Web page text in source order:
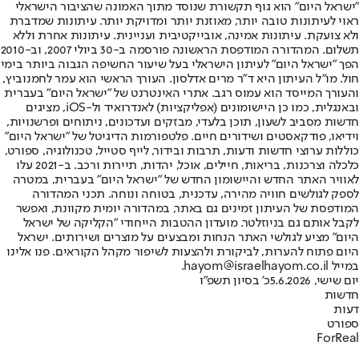
"ישראל היום" הוא גוף תקשורת שנוסד מתוך האמונה שהציבור הישראלי
ראוי לעיתונות טובה יותר, מאוזנת יותר ומדויקת יותר. עיתונות שמדברת
ולא צועקת. עיתונות אמינה, אובייקטיבית ועניינית. עיתונות אחרת וללא
תשלום. המהדורה המודפסת הראשונה פורסמה ב-30 ביולי 2007, וב-2010
הפך "ישראל היום" לעיתון הישראלי בעל שיעור החשיפה הגבוה ביותר בימי
חול. מו"ל העיתון היא ד"ר מרים אדלסון. העורך הראשי הוא עמר לחמנוביץ,
והעורך המייסד הוא עמוס רגב. אתרי האינטרנט של "ישראל היום" בעברית
ובאנגלית, כמו כן היישומונים (אפליקציות) לאנדרואיד ול-iOS, מציגים
חדשות מסביב לשעון, תוכן בלעדי, מבזקים ועדכונים, ניתוחים ופרשנויות,
וידיאו, פודקאסטים ושידורים חיים. פלטפורמות הדיגיטל של "ישראל היום"
כוללות ערוצי חדשות ודעות, תרבות ובידור, לייף סטייל, טכנולוגיה, ספורט,
כלכלה וצרכנות, בריאות, חיילים, אוכל, יהדות, תיירות ורכב. ב-2021 עלו
לאוויר האתר החדש והיישומון החדש של "ישראל היום" בעברית, במטרה
לספק לגולשים חוויה מהירה, עדכנית, בטוחה ונוחה. תכני המהדורה
המודפסת של העיתון זמינים גם באתר, במהדורה יומית מקוונת, ואפשר
לקבל אותם גם בניוזלטר. מועדון ההטבות הייחודי "הקליקה של ישראל
היום" מציע לגולשי האתר הנחות ומבצעים על מוצרים ושירותים. ישראל
היום פתוח להערות, לביקורת ולהצעות לשיפור מקהל הקוראים. פנו אלינו
במייל hayom@israelhayom.co.il.
יום שישי, 5.6.2026
כ' בסיון תשפ"ו
חדשות
דעות
ספורט
ForReal